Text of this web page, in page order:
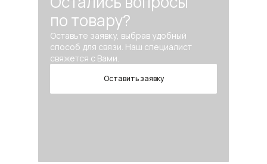
по товару?
Оставьте заявку, выбрав удобный
способ для связи. Наш специалист
свяжется с Вами.
Оставить заявку